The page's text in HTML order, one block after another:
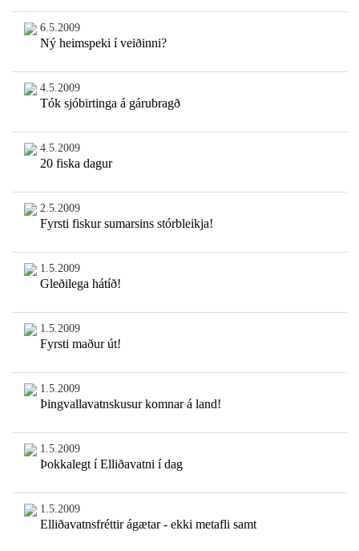
6.5.2009
Ný heimspeki í veiðinni?
4.5.2009
Tók sjóbirtinga á gárubragð
4.5.2009
20 fiska dagur
2.5.2009
Fyrsti fiskur sumarsins stórbleikja!
1.5.2009
Gleðilega hátíð!
1.5.2009
Fyrsti maður út!
1.5.2009
Þingvallavatnskusur komnar á land!
1.5.2009
Þokkalegt í Elliðavatni í dag
1.5.2009
Elliðavatnsfréttir ágætar - ekki metafli samt